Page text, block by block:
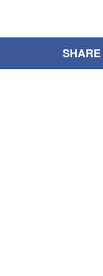
SHARE